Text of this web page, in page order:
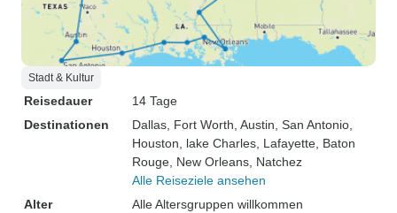
Stadt & Kultur
Reisedauer
14 Tage
Destinationen
Dallas , Fort Worth , Austin , San Antonio
Houston , lake Charles , Lafayette , Baton
Rouge , New Orleans , Natchez
Alle Reiseziele ansehen
Alter
Alle Altersgruppen willkommen